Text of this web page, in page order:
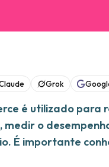
Grok
é utilizado para
o
É importante